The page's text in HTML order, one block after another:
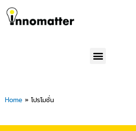
Skip
to
content
Menu
Home » โปรโมชั่น